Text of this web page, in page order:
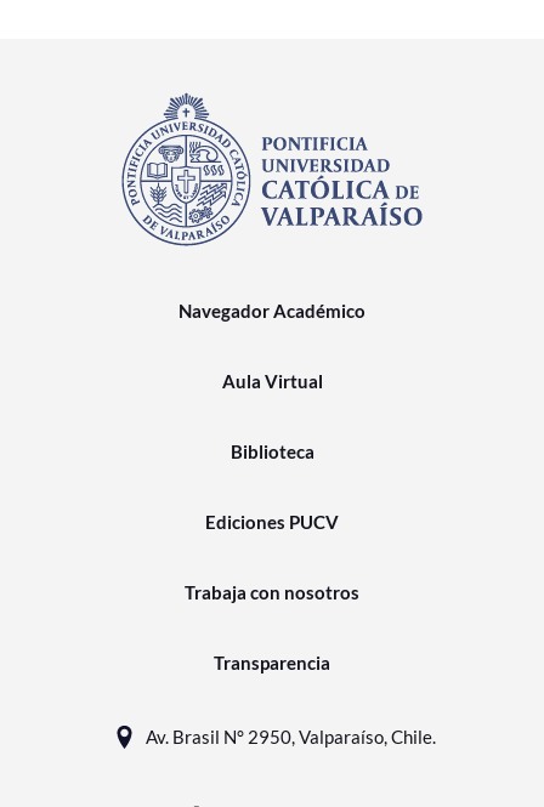
Navegador Académico
Aula Virtual
Biblioteca
Ediciones PUCV
Trabaja con nosotros
Transparencia
Av. Brasil N° 2950, Valparaíso, Chile.